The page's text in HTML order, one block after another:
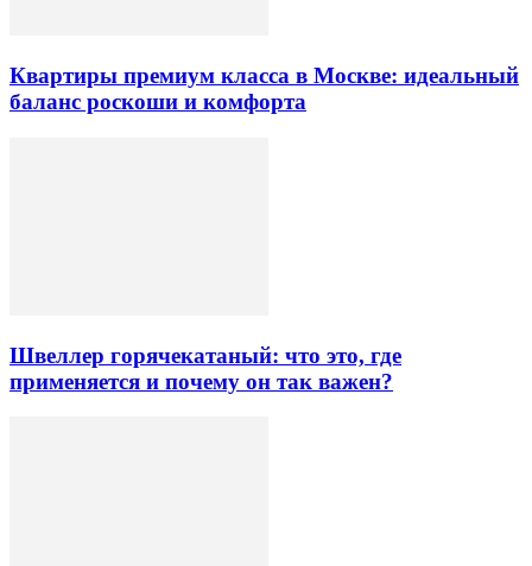
Квартиры премиум класса в Москве: идеальный
баланс роскоши и комфорта
Швеллер горячекатаный: что это, где
применяется и почему он так важен?